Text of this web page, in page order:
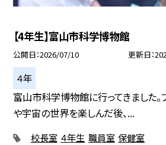
【4年生】富山市科学博物館
公開日 2026/07/10 更新日
４年
富山市科学博物館に行ってきました。
や宇宙の世界を楽しんだ後、...
校長室 ４年生 職員室 保健室